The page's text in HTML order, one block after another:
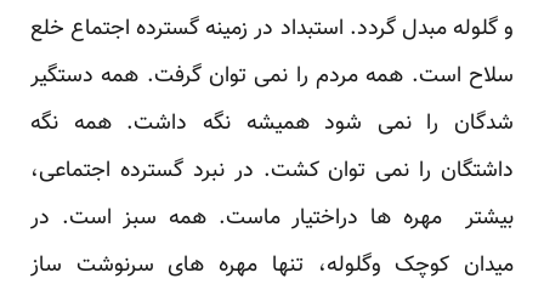
و گلوله مبدل گردد. استبداد در زمینه گسترده اجتماع خلع
سلاح است. همه مردم را نمی توان گرفت. همه دستگیر
شدگان را نمی شود همیشه نگه داشت. همه نگه
داشتگان را نمی توان کشت. در نبرد گسترده اجتماعی،
بیشتر مهره ها دراختیار ماست. همه سبز است. در
میدان کوچک وگلوله، تنها مهره های سرنوشت ساز